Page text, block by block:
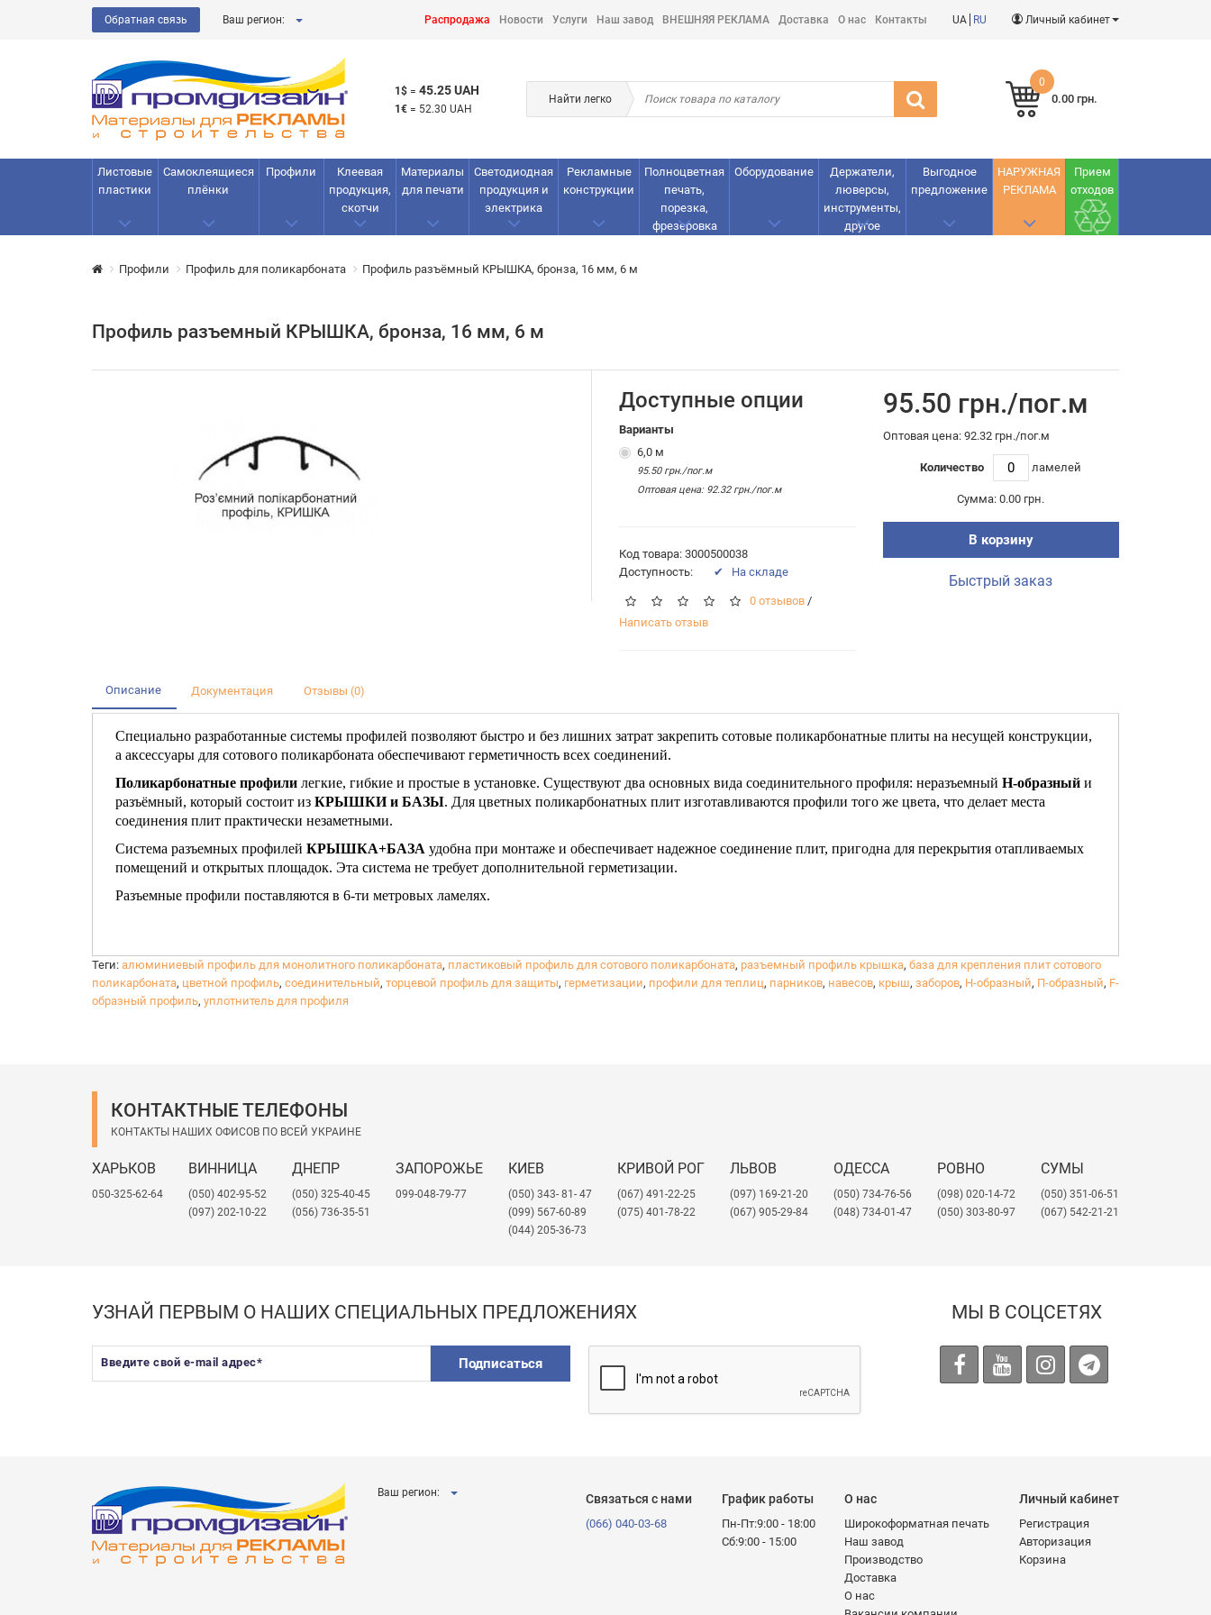
Обратная связь Ваш регион: Распродажа Новости Услуги Наш завод ВНЕШНЯЯ РЕКЛАМА Доставка О нас Контакты UA RU Личный кабинет
1$ = 45.25 UAH
1€ = 52.30 UAH
Найти легко
0
0.00 грн.
Листовые
пластики
Самоклеящиеся
плёнки
Профили
Клеевая
продукция,
скотчи
Материалы
для печати
Светодиодная
продукция и
электрика
Рекламные
конструкции
Полноцветная
печать,
порезка,
фрезеровка
Оборудование
Держатели,
люверсы,
инструменты,
другое
Выгодное
предложение
НАРУЖНАЯ
РЕКЛАМА
Прием
отходов
Профили Профиль для поликарбоната Профиль разъёмный КРЫШКА, бронза, 16 мм, 6 м
Профиль разъемный КРЫШКА, бронза, 16 мм, 6 м
Доступные опции
Варианты
6,0 м
95.50 грн./пог.м
Оптовая цена: 92.32 грн./пог.м
Код товара: 3000500038
Доступность:
✔ На складе
0 отзывов /
Написать отзыв
95.50 грн./пог.м
Оптовая цена: 92.32 грн./пог.м
Количество ламелей
Сумма: 0.00 грн.
В корзину
Быстрый заказ
Описание Документация Отзывы (0)
Специально разработанные системы профилей позволяют быстро и без лишних затрат закрепить сотовые поликарбонатные плиты на несущей конструкции,
а аксессуары для сотового поликарбоната обеспечивают герметичность всех соединений.
Поликарбонатные профили легкие, гибкие и простые в установке. Существуют два основных вида соединительного профиля: неразъемный Н-образный и
разъёмный, который состоит из КРЫШКИ и БАЗЫ. Для цветных поликарбонатных плит изготавливаются профили того же цвета, что делает места
соединения плит практически незаметными.
Система разъемных профилей КРЫШКА+БАЗА удобна при монтаже и обеспечивает надежное соединение плит, пригодна для перекрытия отапливаемых
помещений и открытых площадок. Эта система не требует дополнительной герметизации.
Разъемные профили поставляются в 6-ти метровых ламелях.
Теги: алюминиевый профиль для монолитного поликарбоната, пластиковый профиль для сотового поликарбоната, разъемный профиль крышка, база для крепления плит сотового
поликарбоната, цветной профиль, соединительный, торцевой профиль для защиты, герметизации, профили для теплиц, парников, навесов, крыш, заборов, Н-образный, П-образный, F-
образный профиль, уплотнитель для профиля
КОНТАКТНЫЕ ТЕЛЕФОНЫ
КОНТАКТЫ НАШИХ ОФИСОВ ПО ВСЕЙ УКРАИНЕ
ХАРЬКОВ
050-325-62-64
ВИННИЦА
(050) 402-95-52
(097) 202-10-22
ДНЕПР
(050) 325-40-45
(056) 736-35-51
ЗАПОРОЖЬЕ
099-048-79-77
КИЕВ
(050) 343- 81- 47
(099) 567-60-89
(044) 205-36-73
КРИВОЙ РОГ
(067) 491-22-25
(075) 401-78-22
ЛЬВОВ
​(097) 169-21-20
(067) 905-29-84
ОДЕССА
(050) 734-76-56
(048) 734-01-47
РОВНО
(098) 020-14-72
(050) 303-80-97
СУМЫ
(050) 351-06-51
(067) 542-21-21
УЗНАЙ ПЕРВЫМ О НАШИХ СПЕЦИАЛЬНЫХ ПРЕДЛОЖЕНИЯХ
Введите свой e-mail адрес* Подписаться
МЫ В СОЦСЕТЯХ
Ваш регион: Связаться с нами
(066) 040-03-68
График работы
Пн-Пт:9:00 - 18:00
Сб:9:00 - 15:00
О нас
Широкоформатная печать
Наш завод
Производство
Доставка
О нас
Личный кабинет
Регистрация
Авторизация
Корзина